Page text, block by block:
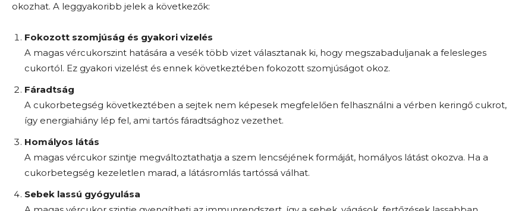
okozhat. A leggyakoribb jelek a következők:
Fokozott szomjúság és gyakori vizelés
A magas vércukorszint hatására a vesék több vizet választanak ki, hogy megszabaduljanak a felesleges
cukortól. Ez gyakori vizelést és ennek következtében fokozott szomjúságot okoz.
Fáradtság
A cukorbetegség következtében a sejtek nem képesek megfelelően felhasználni a vérben keringő cukrot,
így energiahiány lép fel, ami tartós fáradtsághoz vezethet.
Homályos látás
A magas vércukor szintje megváltoztathatja a szem lencséjének formáját, homályos látást okozva. Ha a
cukorbetegség kezeletlen marad, a látásromlás tartóssá válhat.
Sebek lassú gyógyulása